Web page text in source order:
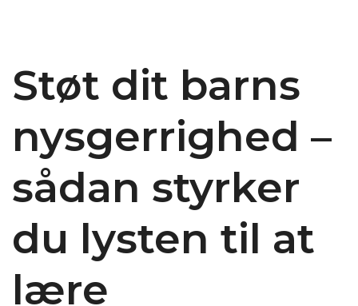
Støt dit barns
nysgerrighed –
sådan styrker
du lysten til at
lære